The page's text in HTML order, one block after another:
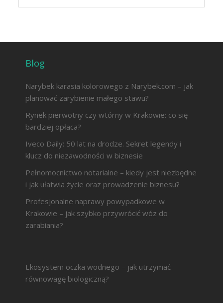
Blog
Narybek karasia kolorowego z Narybek.com – jak
planować zarybienie małego stawu?
Rynek pierwotny czy wtórny w Krakowie: co się
bardziej opłaca?
Iveco Daily: 50 lat na drodze. Sekret legendy i
klucz do niezawodności w biznesie
Pełnomocnictwo notarialne – kiedy jest niezbędne
i jak ułatwia życie oraz prowadzenie biznesu?
Profesjonalne naprawy powypadkowe w
Krakowie – jak szybko przywrócić wóz do
zarabiania?
Ekosystem oczka wodnego – jak utrzymać
równowagę biologiczną?